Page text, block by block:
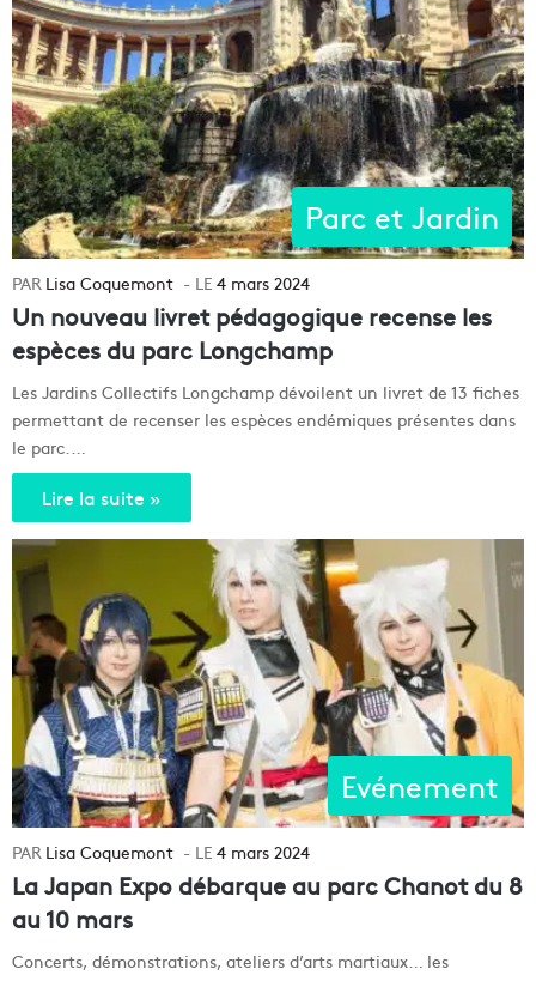
Parc et Jardin
Lisa Coquemont 4 mars 2024
Un nouveau livret pédagogique recense les
espèces du parc Longchamp
Les Jardins Collectifs Longchamp dévoilent un livret de 13 fiches
permettant de recenser les espèces endémiques présentes dans
le parc.…
Lire la suite »
Evénement
Lisa Coquemont 4 mars 2024
La Japan Expo débarque au parc Chanot du 8
au 10 mars
Concerts, démonstrations, ateliers d’arts martiaux… les